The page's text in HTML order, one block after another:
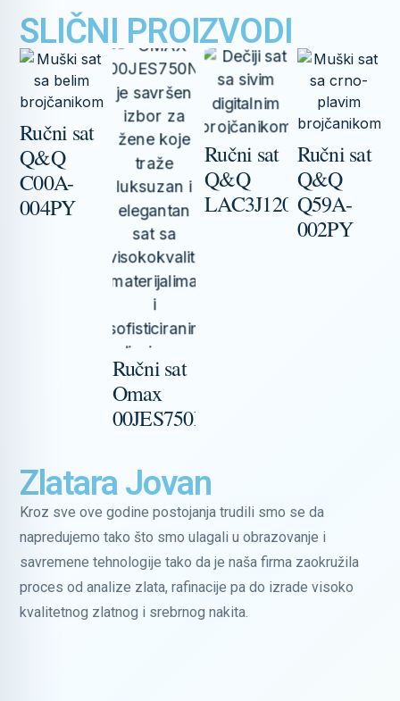
SLIČNI PROIZVODI
Ručni sat
Q&Q
C00A-
004PY
Ručni sat
Omax
00JES750N002
Ručni sat
Q&Q
LAC3J120Y
Ručni sat
Q&Q
Q59A-
002PY
Zlatara Jovan
Kroz sve ove godine postojanja trudili smo se da
napredujemo tako što smo ulagali u obrazovanje i
savremene tehnologije tako da je naša firma zaokružila
proces od analize zlata, rafinacije pa do izrade visoko
kvalitetnog zlatnog i srebrnog nakita.